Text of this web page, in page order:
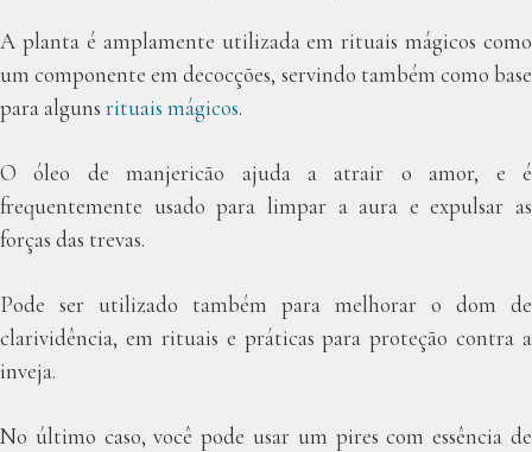
A planta é amplamente utilizada em rituais mágicos como
um componente em decocções, servindo também como base
para alguns rituais mágicos.
O óleo de manjericão ajuda a atrair o amor, e é
frequentemente usado para limpar a aura e expulsar as
forças das trevas.
Pode ser utilizado também para melhorar o dom de
clarividência, em rituais e práticas para proteção contra a
inveja.
No último caso, você pode usar um pires com essência de